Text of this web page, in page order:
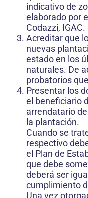
indicativo de
elaborado por
Codazzi, IGAC.
Acreditar que
nuevas
estado en los
naturales. De
probatorios
Presentar los
el beneficiario
arrendatario
la plantación.
Cuando se
respectivo
el Plan de
que debe
deberá ser
cumplimiento
Una vez